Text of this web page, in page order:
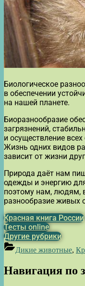
Биологическое
в обеспечении
на нашей планете.
Биоразнообразие
загрязнений,
и осуществление
Жизнь одних видов
зависит от жизни
Природа даёт нам
одежды и энергию
поэтому нам, людям,
разнообразие живых
Красная книга России
Тесты online
Другие рубрики
Дикие животные,
Навигация по